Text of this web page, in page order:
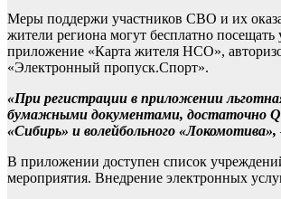
Меры поддержи участников СВО и их
жители региона могут бесплатно
приложение «Карта жителя НСО»,
«Электронный пропуск.Спорт».
«При регистрации в приложении
бумажными документами, достаточно
«Сибирь» и волейбольного «Локомотива»,
В приложении доступен список
мероприятия. Внедрение электронных